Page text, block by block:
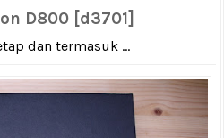
D800 [d3701]
dan termasuk ...